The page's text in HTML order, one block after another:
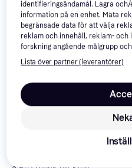
Ozzy
(CD)
identifieringsändamål. Lagra och/
information på en enhet. Mäta
begränsade data för att välja
reklam och innehåll, reklam- och
forskning angående målgrupp
Lista över partner (leverantörer)